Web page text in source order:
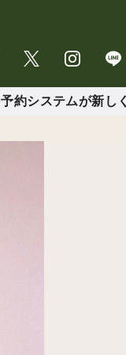
予約システムが新し